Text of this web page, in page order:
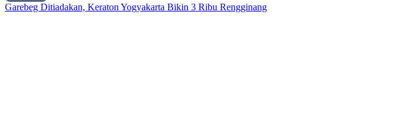
Garebeg Ditiadakan, Keraton Yogyakarta Bikin 3 Ribu Rengginang